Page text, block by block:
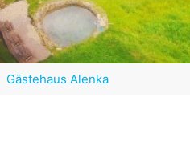
Gästehaus Alenka